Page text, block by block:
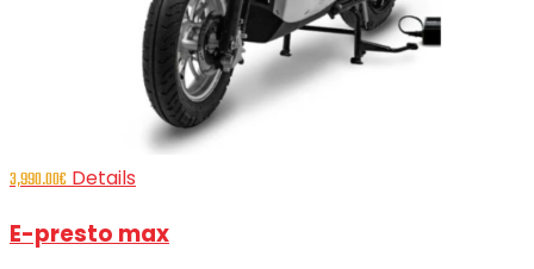
3,990.00€ Details
E-presto max